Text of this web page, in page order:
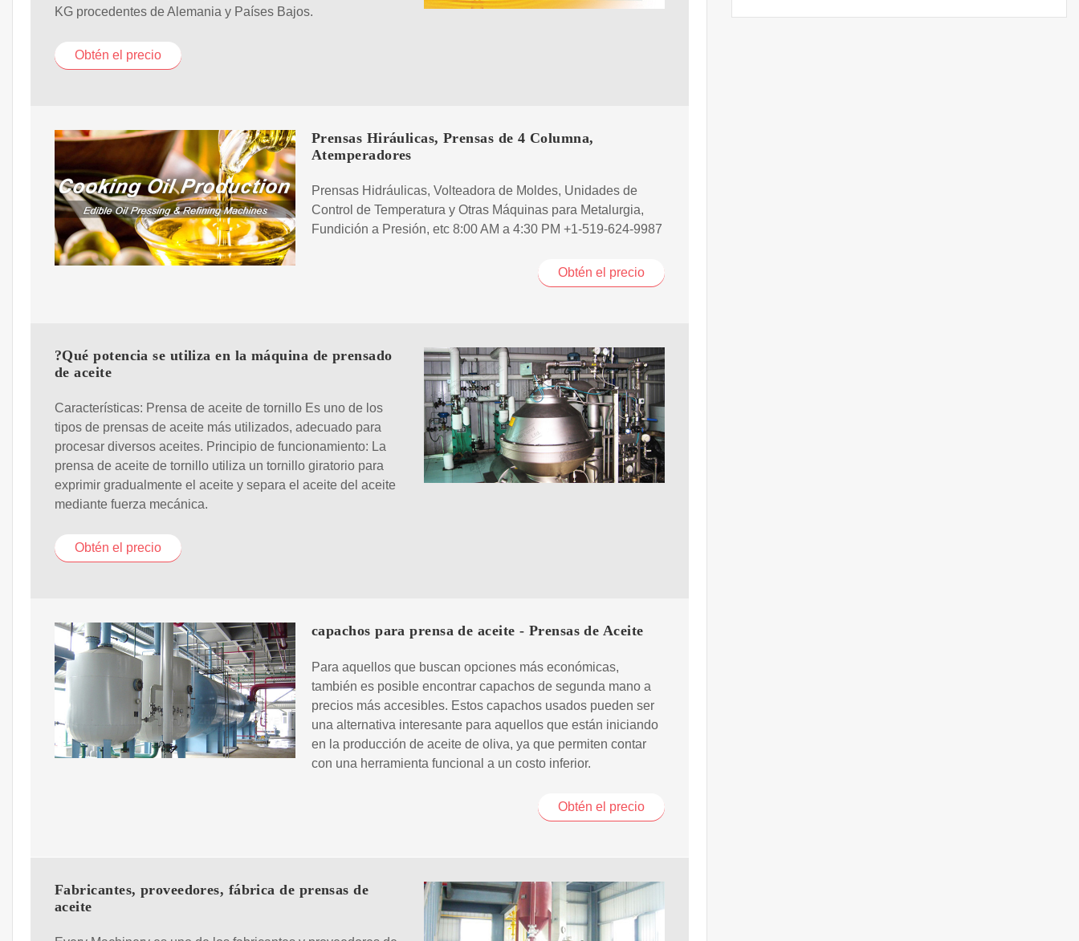
KG procedentes de Alemania y Países Bajos.
Obtén el precio
Prensas Hiráulicas, Prensas de 4 Columna,
Atemperadores
Prensas Hidráulicas, Volteadora de Moldes, Unidades de
Control de Temperatura y Otras Máquinas para Metalurgia,
Fundición a Presión, etc 8:00 AM a 4:30 PM +1-519-624-9987
Obtén el precio
?Qué potencia se utiliza en la máquina de prensado
de aceite
Características: Prensa de aceite de tornillo Es uno de los
tipos de prensas de aceite más utilizados, adecuado para
procesar diversos aceites. Principio de funcionamiento: La
prensa de aceite de tornillo utiliza un tornillo giratorio para
exprimir gradualmente el aceite y separa el aceite del aceite
mediante fuerza mecánica.
Obtén el precio
capachos para prensa de aceite - Prensas de Aceite
Para aquellos que buscan opciones más económicas,
también es posible encontrar capachos de segunda mano a
precios más accesibles. Estos capachos usados pueden ser
una alternativa interesante para aquellos que están iniciando
en la producción de aceite de oliva, ya que permiten contar
con una herramienta funcional a un costo inferior.
Obtén el precio
Fabricantes, proveedores, fábrica de prensas de
aceite